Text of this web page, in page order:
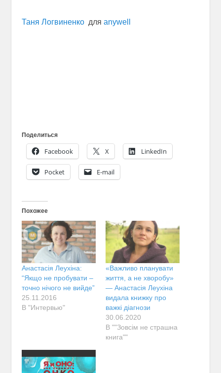
Таня Логвиненкодля anywell
Поделиться
Facebook
X LinkedIn
Pocket E-mail
Похожее
Анастасія Леухіна:
“Якщо не пробувати –
точно нічого не вийде”
25.11.2016
В "Интервью"
«Важливо планувати
життя, а не хворобу»
— Анастасія Леухіна
видала книжку про
важкі діагнози
30.06.2020
В ""Зовсім не страшна
книга""